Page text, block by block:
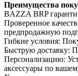
Преимущества
BAZZA BRP
Проверенное
предпродажную
Гибкие условия:
Быструю доставку:
Персонализацию:
аксессуары по